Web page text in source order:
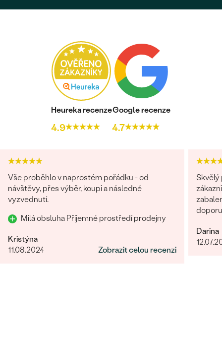
Heureka recenze
4.9
Google recenze
4.7
Vše proběhlo v naprostém pořádku - od
návštěvy, přes výběr, koupi a následné
vyzvednutí.
Milá obsluha Příjemné prostředí prodejny
Kristýna
11.08.2024
Zobrazit celou recenzi
Skvělý
Darina